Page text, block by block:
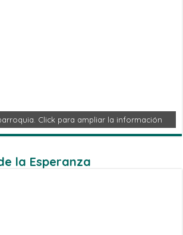
Click para ampliar la información
la Esperanza